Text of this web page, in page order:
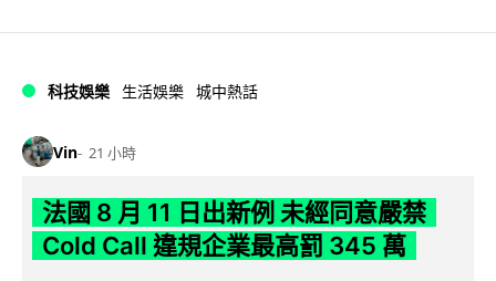
科技娛樂 生活娛樂 城中熱話
Vin 21 小時
法國 8 月 11 日出新例 未經同意嚴禁
Cold Call 違規企業最高罰 345 萬